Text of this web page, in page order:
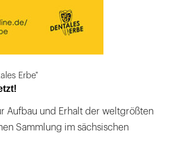
Erbe"
Aufbau und Erhalt der weltgrößten
Sammlung im sächsischen